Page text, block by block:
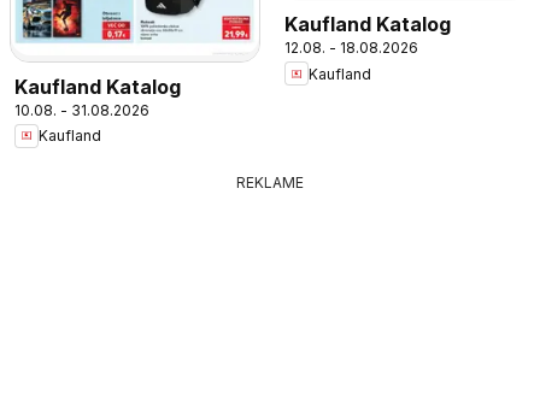
Kaufland Katalog
10.08. - 31.08.2026
Kaufland
Kaufland Katalog
12.08. - 18.08.2026
Kaufland
REKLAME